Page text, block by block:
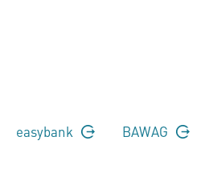
easybank BAWAG